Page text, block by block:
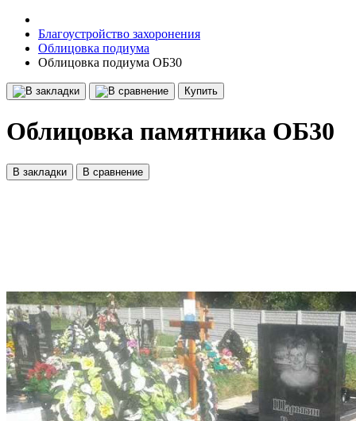
Благоустройство захоронения
Облицовка подиума
Облицовка подиума ОБ30
Купить
Облицовка памятника ОБ30
В закладки В сравнение